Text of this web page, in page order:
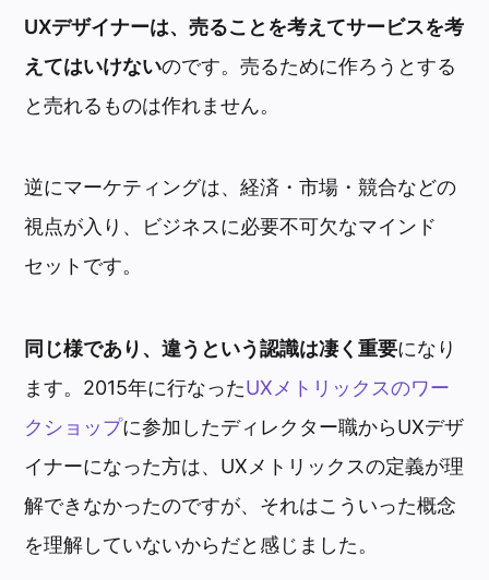
UXデザイナーは、売ることを考えてサービスを考
えてはいけないのです。売るために作ろうとする
と売れるものは作れません。
逆にマーケティングは、経済・市場・競合などの
視点が入り、ビジネスに必要不可欠なマインド
セットです。
同じ様であり、違うという認識は凄く重要になり
ます。2015年に行なったUXメトリックスのワー
クショップに参加したディレクター職からUXデザ
イナーになった方は、UXメトリックスの定義が理
解できなかったのですが、それはこういった概念
を理解していないからだと感じました。